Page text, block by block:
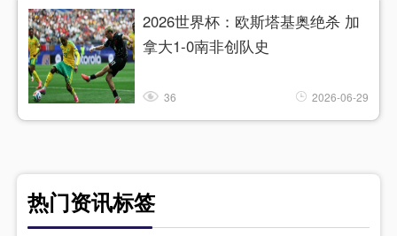
2026世界杯：欧斯塔基奥绝杀 加
拿大1-0南非创队史
36 2026-06-29
热门资讯标签